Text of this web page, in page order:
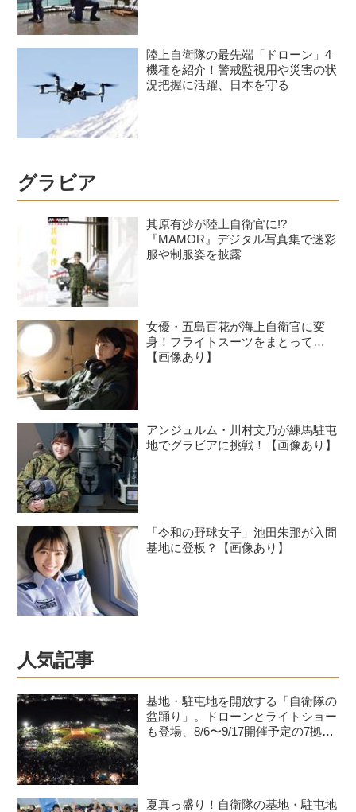
陸上自衛隊の最先端「ドローン」4
機種を紹介！警戒監視用や災害の状
況把握に活躍、日本を守る
グラビア
其原有沙が陸上自衛官に!?
『MAMOR』デジタル写真集で迷彩
服や制服姿を披露
女優・五島百花が海上自衛官に変
身！フライトスーツをまとって…
【画像あり】
アンジュルム・川村文乃が練馬駐屯
地でグラビアに挑戦！【画像あり】
「令和の野球女子」池田朱那が入間
基地に登板？【画像あり】
人気記事
基地・駐屯地を開放する「自衛隊の
盆踊り」。ドローンとライトショー
も登場、8/6〜9/17開催予定の7拠点
夏真っ盛り！自衛隊の基地・駐屯地